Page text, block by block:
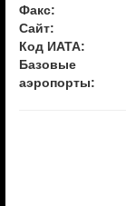
Факс:
Сайт:
Код ИАТА:
Базовые
аэропорты: